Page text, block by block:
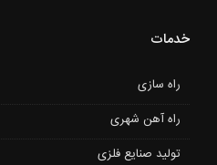
خدمات
راه سازی
راه آهن شهری
تولید صنایع فلزی